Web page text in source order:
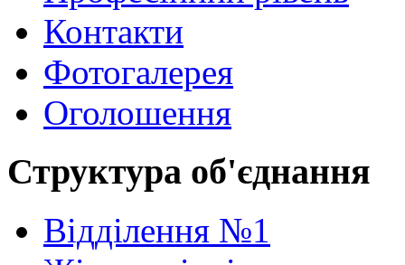
Контакти
Фотогалерея
Оголошення
Структура об'єднання
Відділення №1